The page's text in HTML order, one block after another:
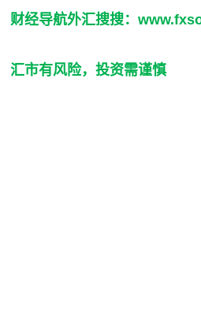
财经导航外汇搜搜：
汇市有风险，投资需谨慎